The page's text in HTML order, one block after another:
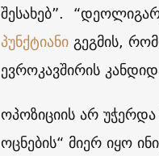
შესახებ”.
პუნქტიანიგეგმის,
ევროკავშირის
ოპოზიციის არ
ოცნების“ მიერ იყო